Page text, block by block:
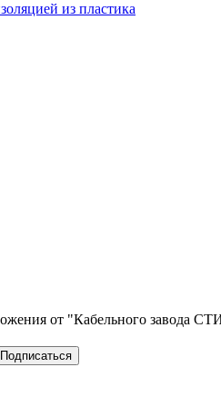
из пластика
от "Кабельного завода